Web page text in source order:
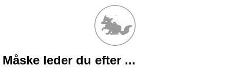
Måske leder du efter ...